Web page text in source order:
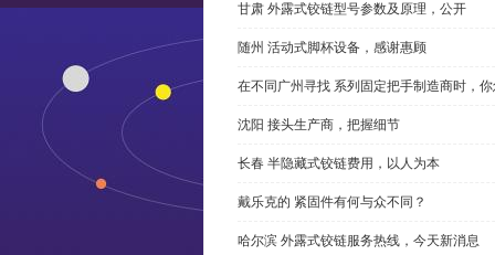
甘肃 外露式铰链型号参数及原理，公开
随州 活动式脚杯设备，感谢惠顾
在不同广州寻找 系列固定把手制造商时，
沈阳 接头生产商，把握细节
长春 半隐藏式铰链费用，以人为本
戴乐克的 紧固件有何与众不同？
哈尔滨 外露式铰链服务热线，今天新消息